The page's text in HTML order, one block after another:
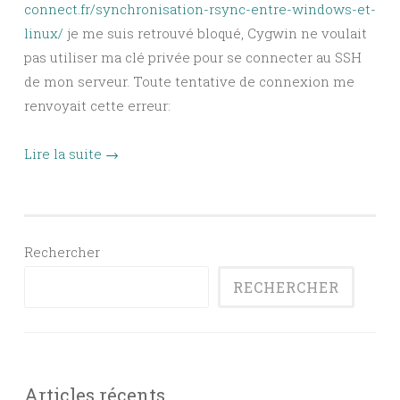
connect.fr/synchronisation-rsync-entre-windows-et-
linux/ je me suis retrouvé bloqué, Cygwin ne voulait
pas utiliser ma clé privée pour se connecter au SSH
de mon serveur. Toute tentative de connexion me
renvoyait cette erreur:
Lire la suite →
Rechercher
RECHERCHER
Articles récents